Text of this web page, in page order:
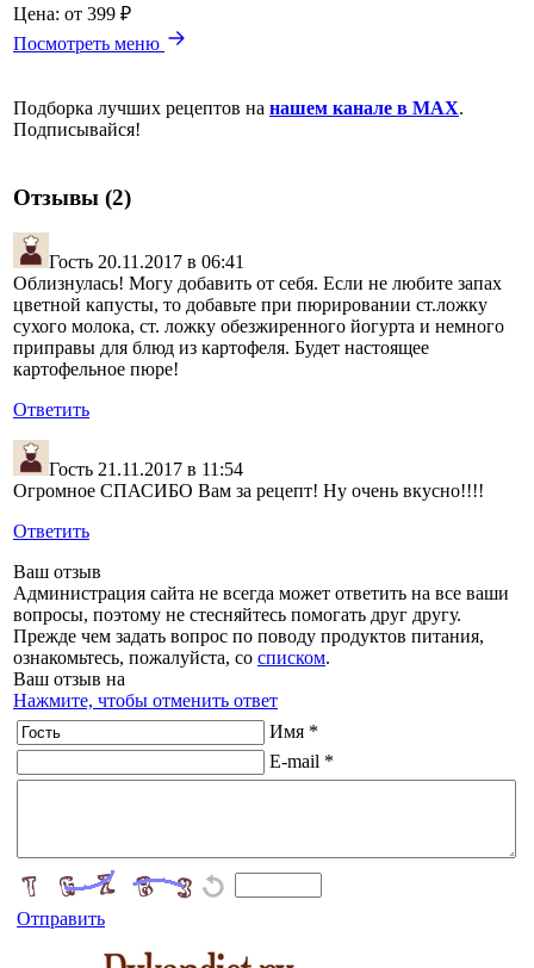
Цена: от 399 ₽
Посмотреть меню
Подборка лучших рецептов на нашем канале в MAX.
Подписывайся!
Отзывы (2)
Гость 20.11.2017 в 06:41
Облизнулась! Могу добавить от себя. Если не любите запах
цветной капусты, то добавьте при пюрировании ст.ложку
сухого молока, ст. ложку обезжиренного йогурта и немного
приправы для блюд из картофеля. Будет настоящее
картофельное пюре!
Ответить
Гость 21.11.2017 в 11:54
Огромное СПАСИБО Вам за рецепт! Ну очень вкусно!!!!
Ответить
Ваш отзыв
Администрация сайта не всегда может ответить на все ваши
вопросы, поэтому не стесняйтесь помогать друг другу.
Прежде чем задать вопрос по поводу продуктов питания,
ознакомьтесь, пожалуйста, со списком.
Ваш отзыв на
Нажмите, чтобы отменить ответ
Имя *
E-mail *
Отправить